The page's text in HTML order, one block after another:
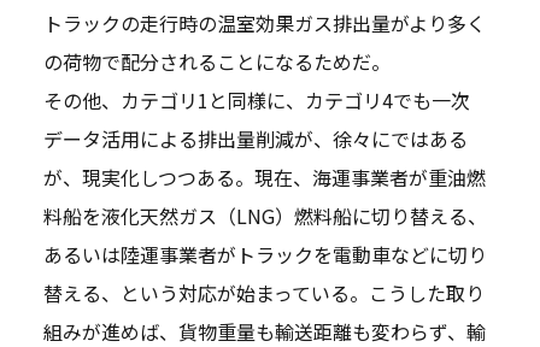
トラックの走行時の温室効果ガス排出量がより多く
の荷物で配分されることになるためだ。
その他、カテゴリ1と同様に、カテゴリ4でも一次
データ活用による排出量削減が、徐々にではある
が、現実化しつつある。現在、海運事業者が重油燃
料船を液化天然ガス（LNG）燃料船に切り替える、
あるいは陸運事業者がトラックを電動車などに切り
替える、という対応が始まっている。こうした取り
組みが進めば、貨物重量も輸送距離も変わらず、輸